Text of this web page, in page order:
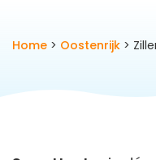
als de
Home > Oostenrijk >